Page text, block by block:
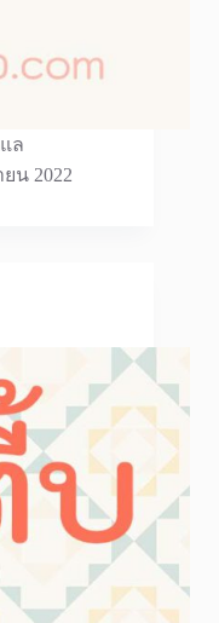
ล
น 2022